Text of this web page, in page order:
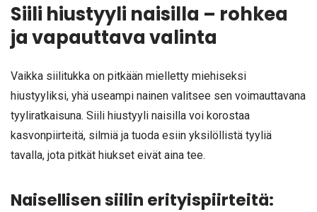
Siili hiustyyli naisilla – rohkea
ja vapauttava valinta
Vaikka siilitukka on pitkään mielletty miehiseksi
hiustyyliksi, yhä useampi nainen valitsee sen voimauttavana
tyyliratkaisuna. Siili hiustyyli naisilla voi korostaa
kasvonpiirteitä, silmiä ja tuoda esiin yksilöllistä tyyliä
tavalla, jota pitkät hiukset eivät aina tee.
Naisellisen siilin erityispiirteitä: